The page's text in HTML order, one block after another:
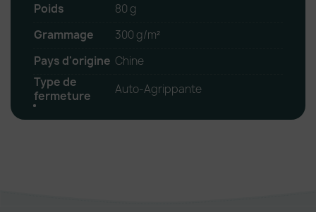
Poids
80 g
Grammage
300 g/m²
Pays d'origine Chine
Type de
fermeture
Auto-Agrippante